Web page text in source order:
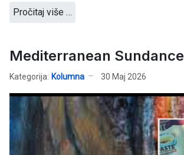
Pročitaj više …
Mediterranean Sundance
Kategorija: Kolumna 30 Maj 2026